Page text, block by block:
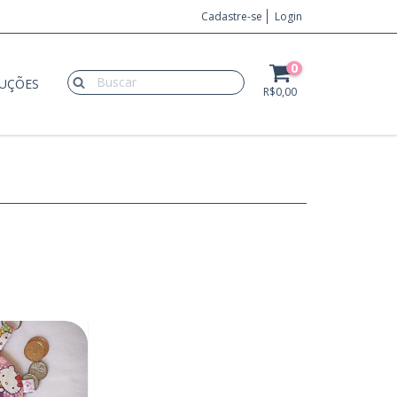
Cadastre-se Login
0
R$0,00